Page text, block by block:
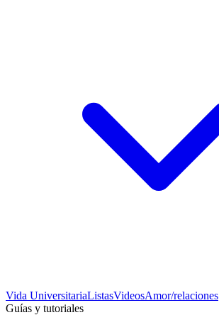
Vida UniversitariaListasVideosAmor/relaciones
Guías y tutoriales